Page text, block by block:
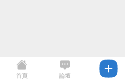
首頁 論壇